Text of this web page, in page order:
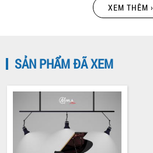
GRAND PIANO YAMAHA C5
819.000.000 VNĐ
XEM THÊM ›
SẢN PHẨM ĐÃ XEM